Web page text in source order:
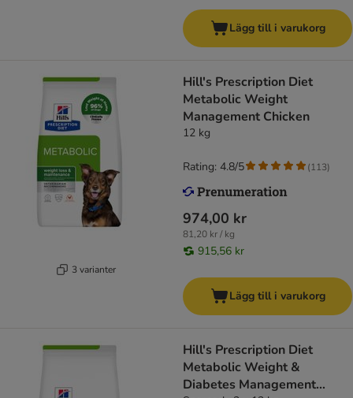
Lägg till i varukorg
3 varianter
Hill's Prescription Diet
Metabolic Weight
Management Chicken
12 kg
974,00 kr
81,20 kr / kg
915,56 kr
Rating: 4.8/5 (113)
Lägg till i varukorg
Hill's Prescription Diet
Metabolic Weight &
Diabetes Management